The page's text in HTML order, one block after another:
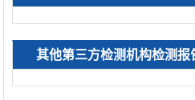
其他第三方检测机构检测报